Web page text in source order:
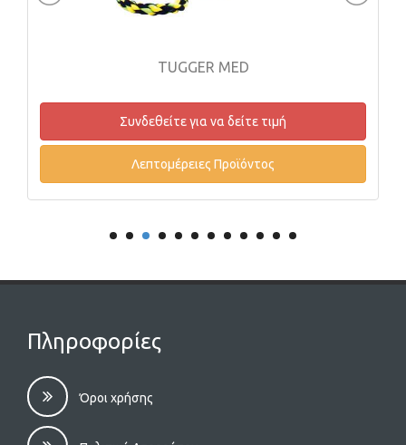
TUGGER MED
Συνδεθείτε για να δείτε τιμή
Λεπτομέρειες Προϊόντος
Πληροφορίες
Όροι χρήσης